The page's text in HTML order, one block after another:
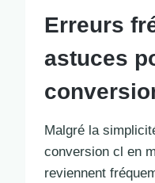
Erreurs
astuces
Malgré la
conversion cl en
reviennent